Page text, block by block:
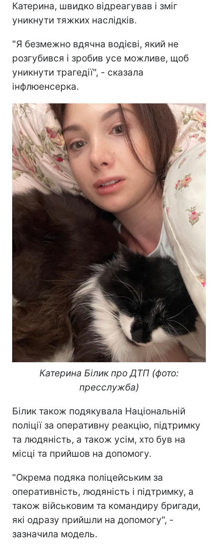
Катерина, швидко відреагував і зміг
уникнути тяжких наслідків.
"Я безмежно вдячна водієві, який не
розгубився і зробив усе можливе, щоб
уникнути трагедії", - сказала
інфлюенсерка.
Катерина Білик про ДТП (фото:
пресслужба)
Білик також подякувала Національній
поліції за оперативну реакцію, підтримку
та людяність, а також усім, хто був на
місці та прийшов на допомогу.
"Окрема подяка поліцейським за
оперативність, людяність і підтримку, а
також військовим та командиру бригади,
які одразу прийшли на допомогу", -
зазначила модель.